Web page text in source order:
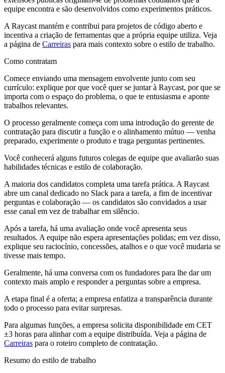
equipe encontra e são desenvolvidos como experimentos práticos.
A Raycast mantém e contribui para projetos de código aberto e
incentiva a criação de ferramentas que a própria equipe utiliza. Veja
a página de Carreiras para mais contexto sobre o estilo de trabalho.
Como contratam
Comece enviando uma mensagem envolvente junto com seu
currículo: explique por que você quer se juntar à Raycast, por que se
importa com o espaço do problema, o que te entusiasma e aponte
trabalhos relevantes.
O processo geralmente começa com uma introdução do gerente de
contratação para discutir a função e o alinhamento mútuo — venha
preparado, experimente o produto e traga perguntas pertinentes.
Você conhecerá alguns futuros colegas de equipe que avaliarão suas
habilidades técnicas e estilo de colaboração.
A maioria dos candidatos completa uma tarefa prática. A Raycast
abre um canal dedicado no Slack para a tarefa, a fim de incentivar
perguntas e colaboração — os candidatos são convidados a usar
esse canal em vez de trabalhar em silêncio.
Após a tarefa, há uma avaliação onde você apresenta seus
resultados. A equipe não espera apresentações polidas; em vez disso,
explique seu raciocínio, concessões, atalhos e o que você mudaria se
tivesse mais tempo.
Geralmente, há uma conversa com os fundadores para lhe dar um
contexto mais amplo e responder a perguntas sobre a empresa.
A etapa final é a oferta; a empresa enfatiza a transparência durante
todo o processo para evitar surpresas.
Para algumas funções, a empresa solicita disponibilidade em CET
±3 horas para alinhar com a equipe distribuída. Veja a página de
Carreiras para o roteiro completo de contratação.
Resumo do estilo de trabalho